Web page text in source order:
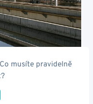
musíte pravidelně